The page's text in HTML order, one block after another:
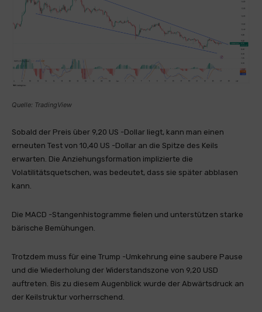
Quelle: TradingView
Sobald der Preis über 9,20 US -Dollar liegt, kann man einen
erneuten Test von 10,40 US -Dollar an die Spitze des Keils
erwarten. Die Anziehungsformation implizierte die
Volatilitätsquetschen, was bedeutet, dass sie später abblasen
kann.
Die MACD -Stangenhistogramme fielen und unterstützen starke
bärische Bemühungen.
Trotzdem muss für eine Trump -Umkehrung eine saubere Pause
und die Wiederholung der Widerstandszone von 9,20 USD
auftreten. Bis zu diesem Augenblick wurde der Abwärtsdruck an
der Keilstruktur vorherrschend.